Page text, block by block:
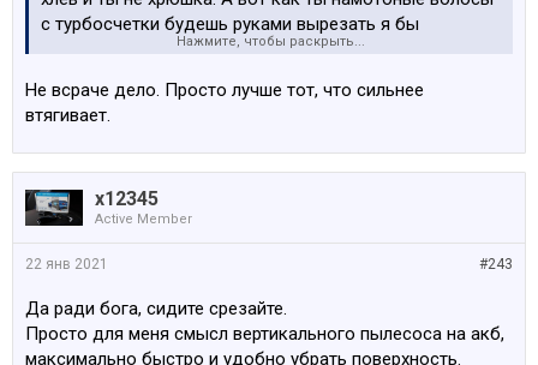
с турбосчетки будешь руками вырезать я бы
Нажмите, чтобы раскрыть...
Не всраче дело. Просто лучше тот, что сильнее
втягивает.
x12345
Active Member
#243
22 янв 2021
Да ради бога, сидите срезайте.
Просто для меня смысл вертикального пылесоса на акб,
максимально быстро и удобно убрать поверхность.